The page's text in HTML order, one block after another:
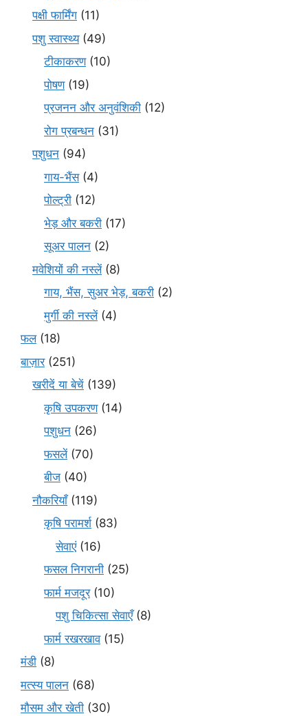
पक्षी फार्मिंग (11)
पशु स्वास्थ्य(49)
टीकाकरण(10)
पोषण(19)
प्रजनन और अनुवंशिकी (12)
रोग प्रबन्धन (31)
पशुधन (94)
गाय-भैंस(4)
पोल्ट्री (12)
भेड़ और बकरी (17)
सूअर पालन (2)
मवेशियों की नस्लें(8)
गाय, भैंस, सुअर भेड़, बकरी (2)
मुर्गी की नस्लें(4)
फल(18)
बाज़ार(251)
खरीदें या बेचें (139)
कृषि उपकरण(14)
पशुधन (26)
फसलें(70)
बीज (40)
नौकरियाँ(119)
कृषि परामर्श(83)
सेवाएं(16)
फसल निगरानी (25)
फार्म मजदूर(10)
पशु चिकित्सा सेवाएँ(8)
फार्म रखरखाव(15)
मंडी (8)
मत्स्य पालन (68)
मौसम और खेती (30)